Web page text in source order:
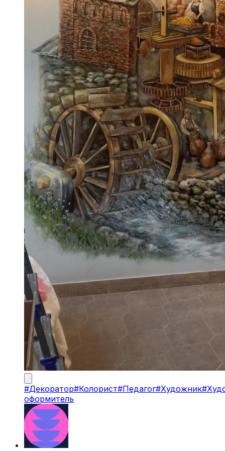
#Декоратор#Колорист#Педагог#Художник#
оформитель